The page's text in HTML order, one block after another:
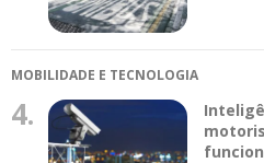
MOBILIDADE E TECNOLOGIA
4.